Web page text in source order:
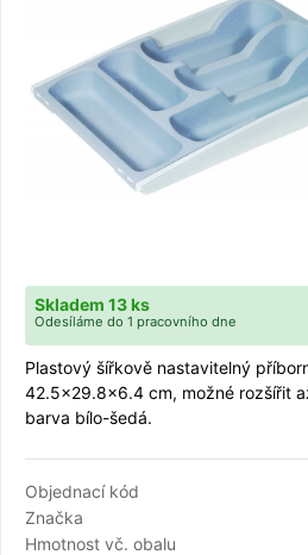
Skladem 13 ks
Odesíláme do 1 pracovního dne
Plastový šířkově nastavitelný
42.5x29.8x6.4 cm, možné rozšířit
barva bílo-šedá.
Objednací kód
Značka
Hmotnost vč. obalu